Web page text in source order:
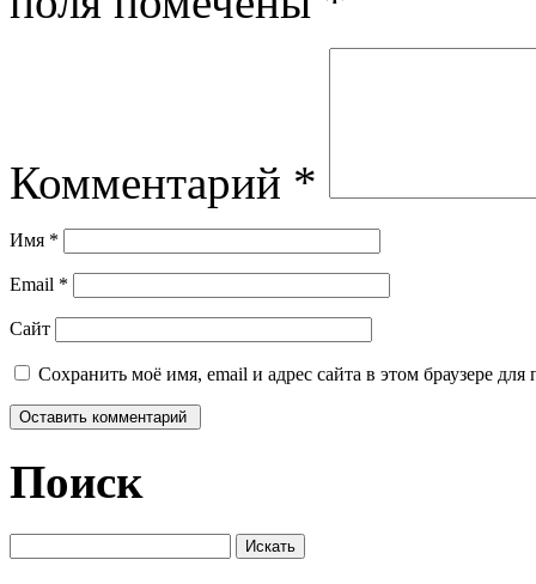
Комментарий *
Имя *
Email *
Сайт
Сохранить моё имя, email и адрес сайта в этом браузере
Поиск